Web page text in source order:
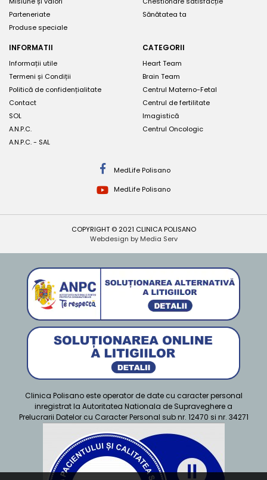
Parteneriate
Produse speciale
Sănătatea ta
INFORMATII
Informații utile
Termeni și Condiții
Politică de confidențialitate
Contact
SOL
A.N.P.C.
A.N.P.C. - SAL
CATEGORII
Heart Team
Brain Team
Centrul Materno-Fetal
Centrul de fertilitate
Imagistică
Centrul Oncologic
MedLife Polisano
MedLife Polisano
COPYRIGHT © 2021 CLINICA POLISANO
Webdesign by Media Serv
Clinica Polisano este operator de date cu caracter personal
inregistrat la Autoritatea Nationala de Supraveghere a
Prelucrarii Datelor cu Caracter Personal sub nr. 12470 si nr. 34271